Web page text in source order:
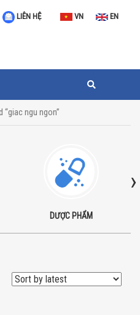
LIÊN HỆ VN EN
ngu ngon”
DƯỢC PHẨM
›